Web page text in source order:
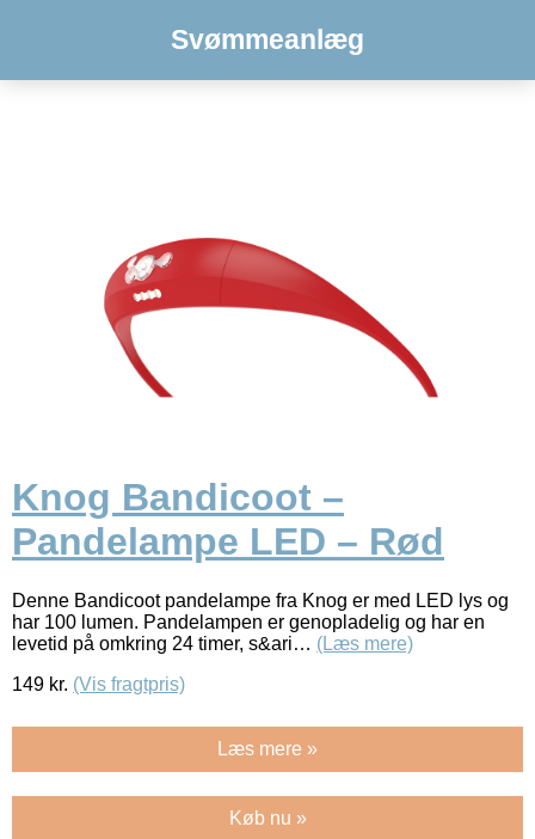
Svømmeanlæg
Knog Bandicoot –
Pandelampe LED – Rød
Denne Bandicoot pandelampe fra Knog er med LED lys og
har 100 lumen. Pandelampen er genopladelig og har en
levetid på omkring 24 timer, s&ari… (Læs mere)
149 kr. (Vis fragtpris)
Læs mere »
Køb nu »